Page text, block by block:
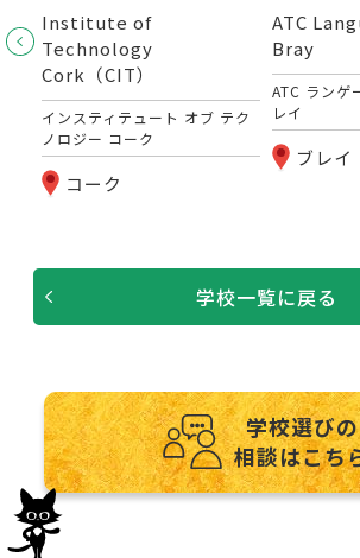
Institute of
Technology
Cork（CIT）
インスティテュート オブ テク
ノロジー コーク
コーク
ATC
Bray
ATC ランゲ
レイ
ブレイ
学校一覧に戻る
学校選びの
相談はこち